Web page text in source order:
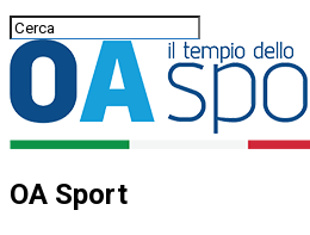
OA Sport